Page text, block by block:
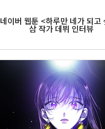
네이버 웹툰 <하루만 네가 되고
삼 작가 데뷔 인터뷰